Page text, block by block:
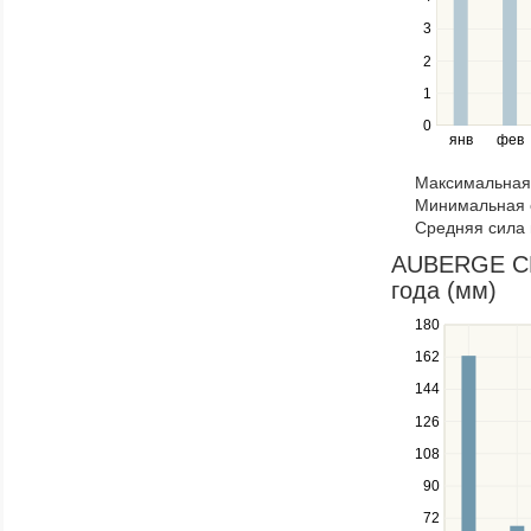
янв фев
0
1
2
3
series.
Use
the
and
right
navigate
through
items
in
a
series.
Минимальная
Средняя сила
AUBERGE
года (мм)
72
90
108
126
144
162
180
Use
the
and
down
to
navigate